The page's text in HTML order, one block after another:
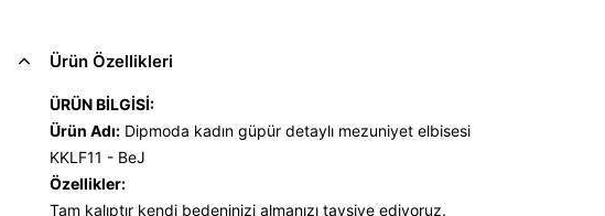
Ürün Özellikleri
ÜRÜN BİLGİSİ:
Ürün Adı: Dipmoda kadın güpür detaylı mezuniyet elbisesi
KKLF11 - BeJ
Özellikler:
Tam kalıptır kendi bedeninizi almanızı tavsiye ediyoruz.